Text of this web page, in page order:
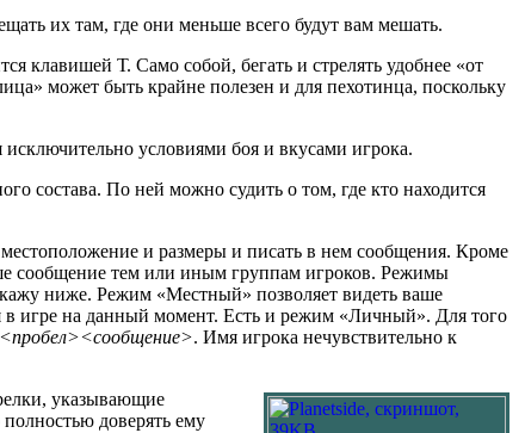
их там, где они меньше всего будут вам мешать.
клавишей Т. Само собой, бегать и стрелять удобнее «от
может быть крайне полезен и для пехотинца, поскольку
условиями боя и вкусами игрока.
состава. По ней можно судить о том, где кто находится
и размеры и писать в нем сообщения. Кроме
сообщение тем или иным группам игроков. Режимы
ниже. Режим «Местный» позволяет видеть ваше
в игре на данный момент. Есть и режим «Личный». Для того
. Имя игрока нечувствительно к
указывающие
доверять ему